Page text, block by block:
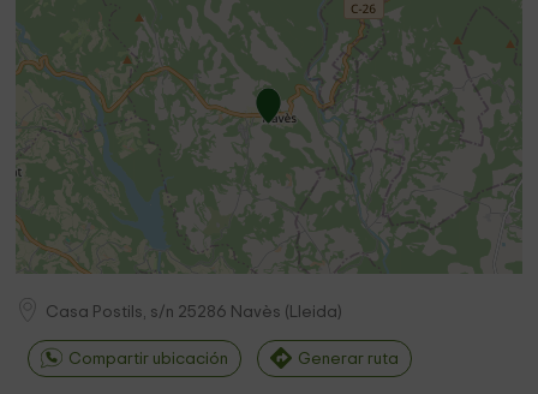
Casa Postils, s/n 25286 Navès ( Lleida)
Compartir ubicación Generar ruta